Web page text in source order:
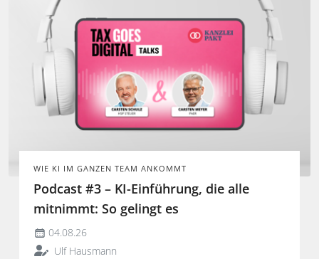
WIE KI IM GANZEN TEAM ANKOMMT
Podcast #3 – KI-Einführung, die alle
mitnimmt: So gelingt es
04.08.26
Ulf Hausmann